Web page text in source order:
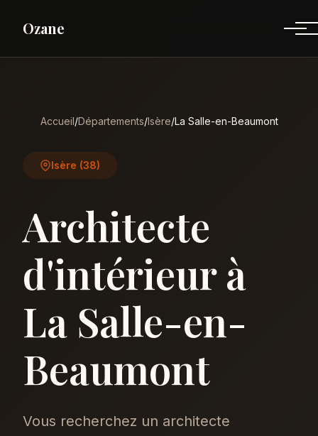
Ozane
Accueil/Départements/Isère/La Salle-en-Beaumont
Isère (38)
Architecte
d'intérieur à
La Salle-en-
Beaumont
Vous recherchez un architecte